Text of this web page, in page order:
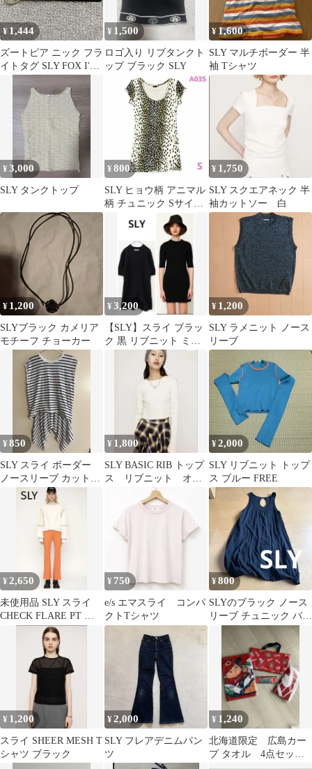
¥1,444
ズートピア ニック フラ
イトタグ SLY FOX I'm
¥ 1,500
ロゴ入り リブタンクト
ップ ブラック SLY
¥ 1,600
SLY マルチボーダー 半
袖 Tシャツ
¥3,000
SLY タンクトップ
¥ 800
SLY ヒョウ柄 アニマル
柄 チュニック Sサイズ
¥ 1,750
SLY スクエアネック 半
袖カットソー 白
¥ 1,200
SLYブラック カメリア
モチーフ チョーカー
¥3,200
【SLY】スライ ブラッ
ク 黒 リブニット ミニ
ワンピース 半袖 ニッ
¥ 1,200
SLY ラメニット ノース
リーブ
¥850
SLY スライ ボーダー
ノースリーブ カットソ
ーブラック×ホワイトコ
ットン素材
¥ 1,800
SLY BASIC RIB トップ
ス リブニット オフ
¥2,000
SLY リブニット トップ
ス ブルー FREE
¥2,650
未使用品 SLY スライ
CHECK FLARE PT チ
ェックフレア パンツ
¥ 750
e/s エマスライ コンパ
クトTシャツ
¥800
SLYのブラック ノース
リーブ チュニック バル
ーンデザイン❣️ミニワ
¥ 1,200
スライ SHEER MESH T
シャツ ブラック
¥2,000
SLY フレアデニムパン
ツ
¥ 1,240
北海道限定 広島カー
プ タオル 4点セッ
ト スライリーキーホ